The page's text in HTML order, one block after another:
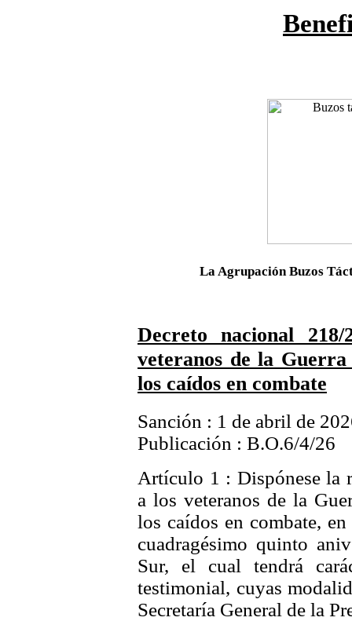
La Agrupación Buzos
Decreto nacional
veteranos de la
los caídos en combate
Sanción : 1 de abril de
Publicación : B.O.6/4/26
Artículo 1 : Dispónese la
a los veteranos de la
los caídos en combate,
cuadragésimo quinto
Sur, el cual tendrá
testimonial, cuyas
Secretaría General de la